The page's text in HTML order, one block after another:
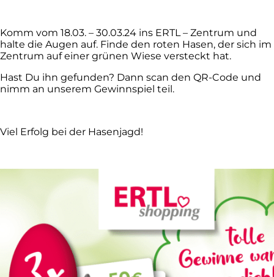
Komm vom 18.03. – 30.03.24 ins ERTL – Zentrum und
halte die Augen auf. Finde den roten Hasen, der sich im
Zentrum auf einer grünen Wiese versteckt hat.
Hast Du ihn gefunden? Dann scan den QR-Code und
nimm an unserem Gewinnspiel teil.
Viel Erfolg bei der Hasenjagd!